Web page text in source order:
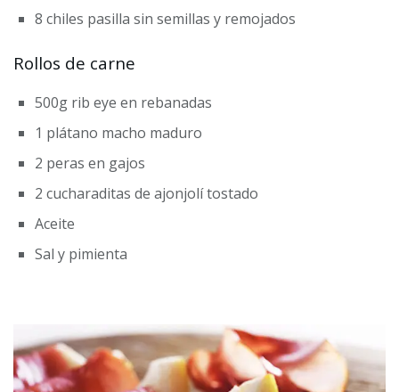
8 chiles pasilla sin semillas y remojados
Rollos de carne
500g rib eye en rebanadas
1 plátano macho maduro
2 peras en gajos
2 cucharaditas de ajonjolí tostado
Aceite
Sal y pimienta